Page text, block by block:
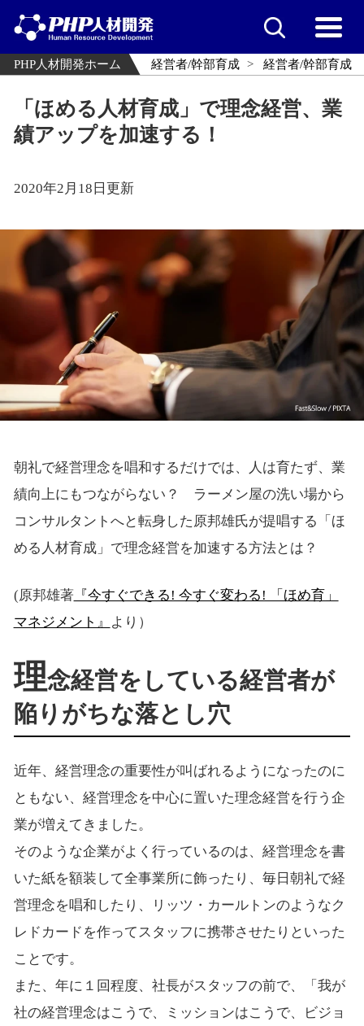
PHP人材開発ホーム 経営者/幹部育成 経営者/幹部育成
「ほめる人材育成」で理念経営、業
績アップを加速する！
2020年2月18日更新
朝礼で経営理念を唱和するだけでは、人は育たず、業
績向上にもつながらない？ ラーメン屋の洗い場から
コンサルタントへと転身した原邦雄氏が提唱する「ほ
める人材育成」で理念経営を加速する方法とは？
(原邦雄著 『今すぐできる! 今すぐ変わる! 「ほめ育」
マネジメント』
より）
理念経営をしている経営者が
陥りがちな落とし穴
近年、経営理念の重要性が叫ばれるようになったのに
ともない、経営理念を中心に置いた理念経営を行う企
業が増えてきました。
そのような企業がよく行っているのは、経営理念を書
いた紙を額装して全事業所に飾ったり、毎日朝礼で経
営理念を唱和したり、リッツ・カールトンのようなク
レドカードを作ってスタッフに携帯させたりといった
ことです。
また、年に１回程度、社長がスタッフの前で、「我が
社の経営理念はこうで、ミッションはこうで、ビジョ